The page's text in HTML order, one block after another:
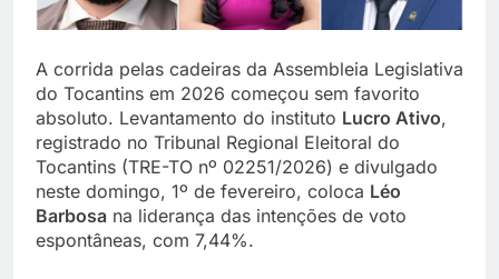
A corrida pelas cadeiras da Assembleia Legislativa
do Tocantins em 2026 começou sem favorito
absoluto. Levantamento do instituto Lucro Ativo,
registrado no Tribunal Regional Eleitoral do
Tocantins (TRE-TO nº 02251/2026) e divulgado
neste domingo, 1º de fevereiro, coloca Léo
Barbosa na liderança das intenções de voto
espontâneas, com 7,44%.